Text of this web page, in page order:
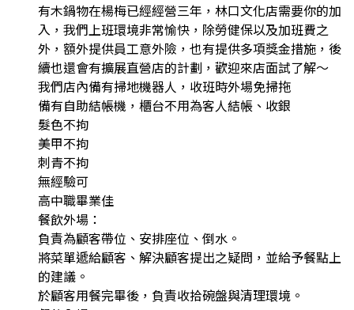
有木鍋物在楊梅已經經營三年，林口文化店需要你的加
入，我們上班環境非常愉快，除勞健保以及加班費之
外，額外提供員工意外險，也有提供多項獎金措施，後
續也還會有擴展直營店的計劃，歡迎來店面試了解～
我們店內備有掃地機器人，收班時外場免掃拖
備有自助結帳機，櫃台不用為客人結帳、收銀
髮色不拘
美甲不拘
刺青不拘
無經驗可
高中職畢業佳
餐飲外場：
負責為顧客帶位、安排座位、倒水。
將菜單遞給顧客、解決顧客提出之疑問，並給予餐點上
的建議。
於顧客用餐完畢後，負責收拾碗盤與清理環境。